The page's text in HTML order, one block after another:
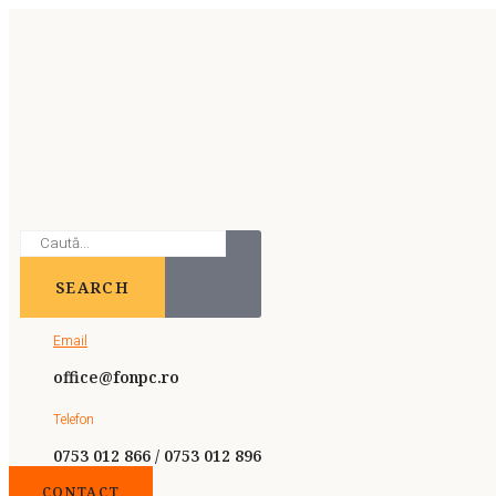
SEARCH
Email
office@fonpc.ro
Telefon
0753 012 866 / 0753 012 896
CONTACT